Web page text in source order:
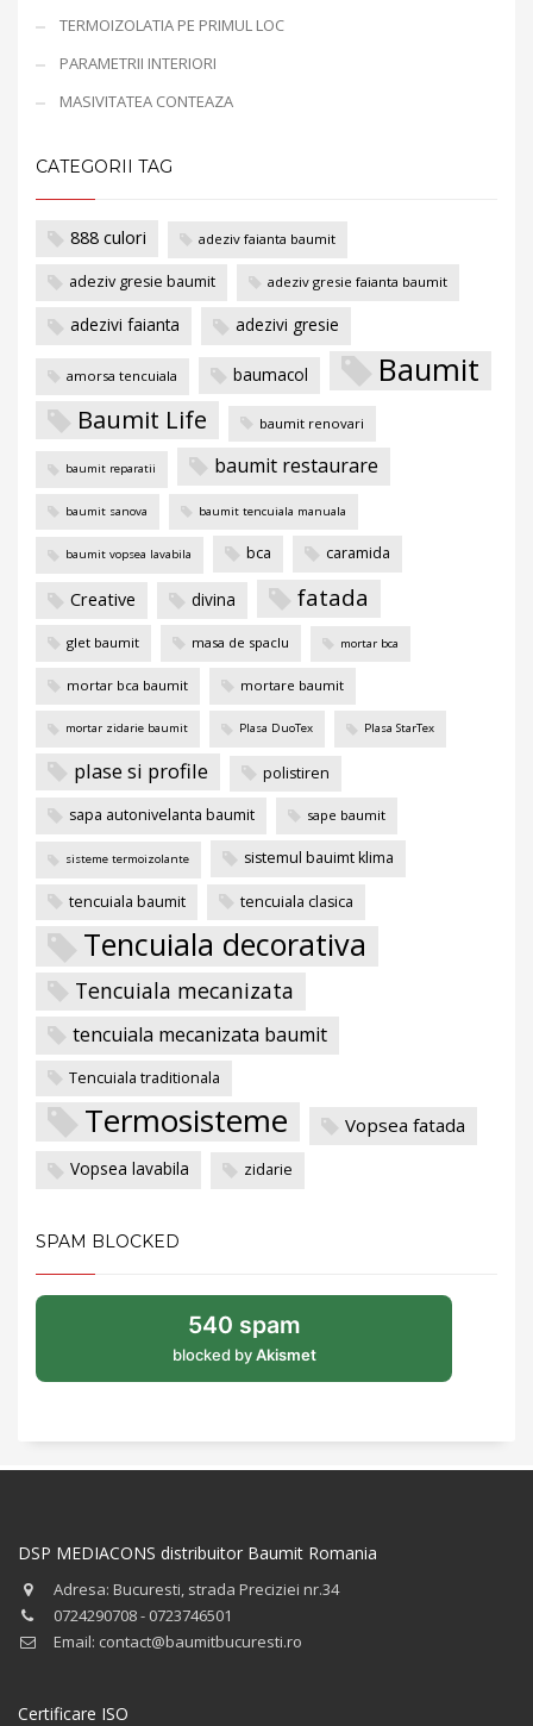
TERMOIZOLATIA PE PRIMUL LOC
PARAMETRII INTERIORI
MASIVITATEA CONTEAZA
CATEGORII TAG
888 culori adeziv faianta baumit
adeziv gresie baumit adeziv gresie faianta baumit
adezivi faianta adezivi gresie
amorsa tencuiala baumacol Baumit
Baumit Life baumit renovari
baumit reparatii baumit restaurare
baumit sanova baumit tencuiala manuala
baumit vopsea lavabila bca caramida
Creative divina fatada
glet baumit masa de spaclu mortar bca
mortar bca baumit mortare baumit
mortar zidarie baumit Plasa DuoTex Plasa StarTex
plase si profile polistiren
sapa autonivelanta baumit sape baumit
sisteme termoizolante sistemul bauimt klima
tencuiala baumit tencuiala clasica
Tencuiala decorativa
Tencuiala mecanizata
tencuiala mecanizata baumit
Tencuiala traditionala
Termosisteme Vopsea fatada
Vopsea lavabila zidarie
SPAM BLOCKED
540 spam
blocked byAkismet
DSP MEDIACONS distribuitor Baumit Romania
Adresa: Bucuresti, strada Preciziei nr.34
0724290708 - 0723746501
Email: contact@baumitbucuresti.ro
Certificare ISO